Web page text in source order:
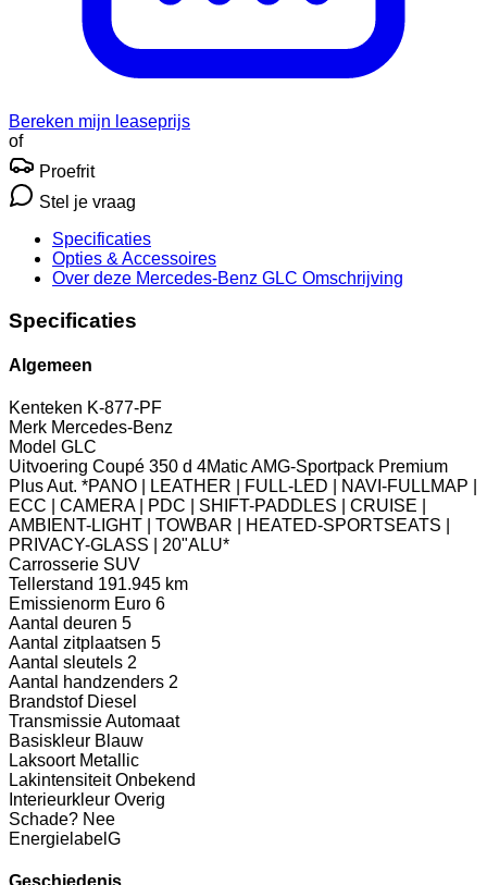
Bereken mijn leaseprijs
of
Proefrit
Stel je vraag
Specificaties
Opties & Accessoires
Over deze Mercedes-Benz GLC Omschrijving
Specificaties
Algemeen
Kenteken K-877-PF
Merk Mercedes-Benz
Model GLC
Uitvoering Coupé 350 d 4Matic AMG-Sportpack Premium
Plus Aut. *PANO | LEATHER | FULL-LED | NAVI-FULLMAP |
ECC | CAMERA | PDC | SHIFT-PADDLES | CRUISE |
AMBIENT-LIGHT | TOWBAR | HEATED-SPORTSEATS |
PRIVACY-GLASS | 20"ALU*
Carrosserie SUV
Tellerstand 191.945 km
Emissienorm Euro 6
Aantal deuren 5
Aantal zitplaatsen 5
Aantal sleutels 2
Aantal handzenders 2
Brandstof Diesel
TransmissieAutomaat
Basiskleur Blauw
Laksoort Metallic
Lakintensiteit Onbekend
Interieurkleur Overig
Schade? Nee
Energielabel G